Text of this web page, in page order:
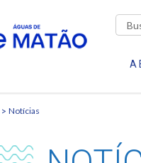
A
Notícias